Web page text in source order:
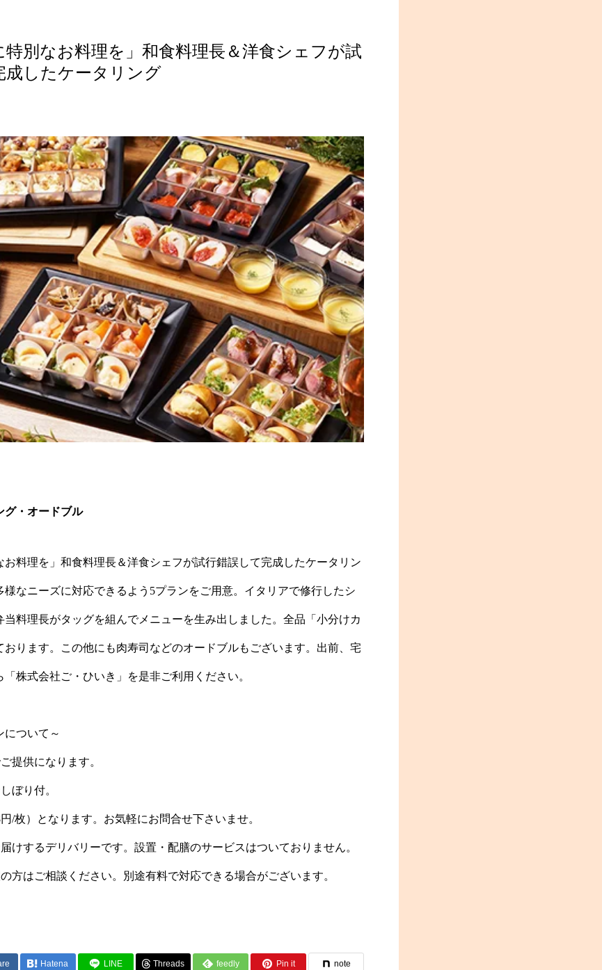
特別なお料理を」和食料理長＆洋食シェフが試
成したケータリング
グ・オードブル
お料理を」和食料理長＆洋食シェフが試行錯誤して完成したケータリン
様なニーズに対応できるよう5プランをご用意。イタリアで修行したシ
当料理長がタッグを組んでメニューを生み出しました。全品「小分けカ
おります。この他にも肉寿司などのオードブルもございます。出前、宅
株式会社ご・ひいき」を是非ご利用ください。
について～
提供になります。
ぼり付。
/枚）となります。お気軽にお問合せ下さいませ。
けするデリバリーです。設置・配膳のサービスはついておりません。
方はご相談ください。別途有料で対応できる場合がございます。
Hatena LINE Threads feedly Pin it note